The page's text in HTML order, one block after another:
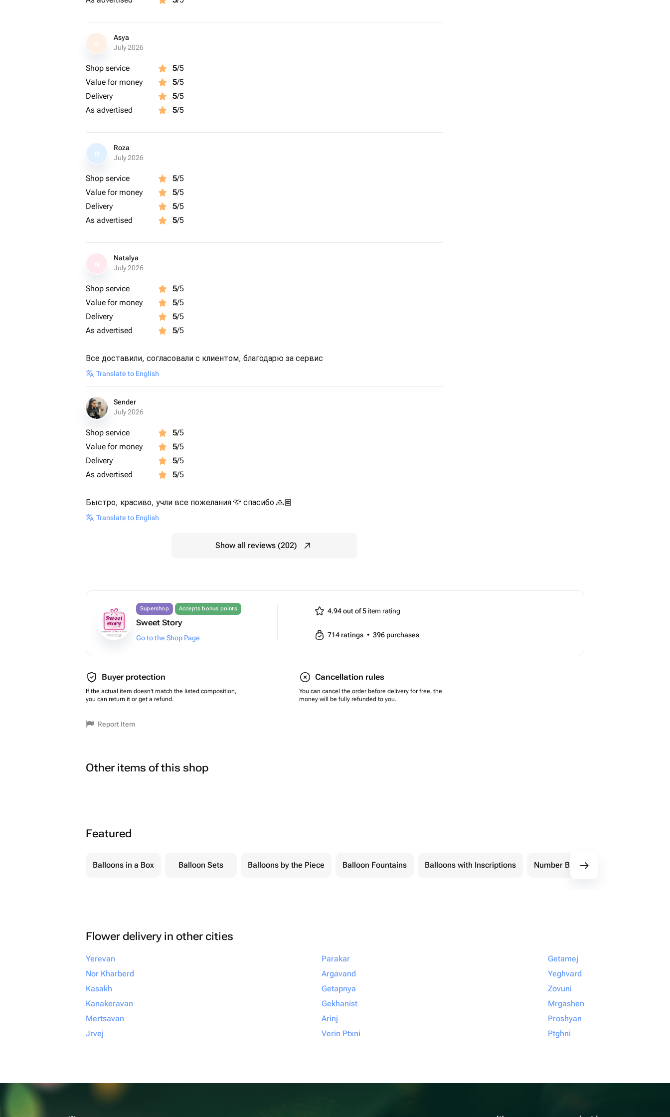
A
Asya
July 2026
Shop service 5/5
Value for money
5/5
Delivery
5/5
As advertised
5/5
R
Roza
July 2026
Shop service 5/5
Value for money
5/5
Delivery
5/5
As advertised
5/5
Natalya
July 2026
Shop service 5/5
Value for money
5/5
Delivery
5/5
As advertised
5/5
Все доставили, согласовали с клиентом, благодарю за сервис
Translate to English
Sender
July 2026
Shop service 5/5
Value for money
5/5
Delivery
5/5
As advertised
5/5
Быстро, красиво, учли все пожелания 🩷 спасибо 🙏🏽
Translate to English
Show all reviews (202)
Supershop Accepts bonus points
Sweet Story
Go to the Shop Page
4.94 out of 5item rating
714 ratings • 396 purchases
Buyer protection
If the actual item doesn't match the listed composition,
you can return it or get a refund.
Cancellation rules
You can cancel the order before delivery for free, the
money will be fully refunded to you.
Report Item
Other items of this shop
Featured
Balloons in a Box Balloon Sets Balloons by the Piece Balloon Fountains Balloons with Inscriptions Number Balloons
Flower delivery in other cities
Yerevan
Nor Kharberd
Kasakh
Kanakeravan
Mertsavan
Jrvej
Parakar
Argavand
Getapnya
Gekhanist
Arinj
Verin Ptxni
Getamej
Yeghvard
Zovuni
Mrgashen
Proshyan
Ptghni